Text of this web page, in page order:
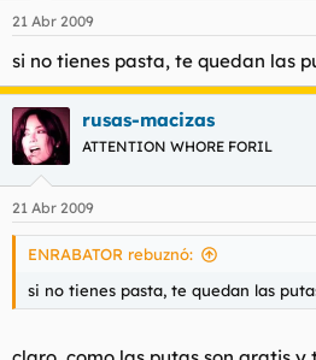
21 Abr 2009
si no tienes pasta, te quedan las
rusas-macizas
ATTENTION WHORE FORIL
21 Abr 2009
ENRABATOR rebuznó:
si no tienes pasta, te quedan las